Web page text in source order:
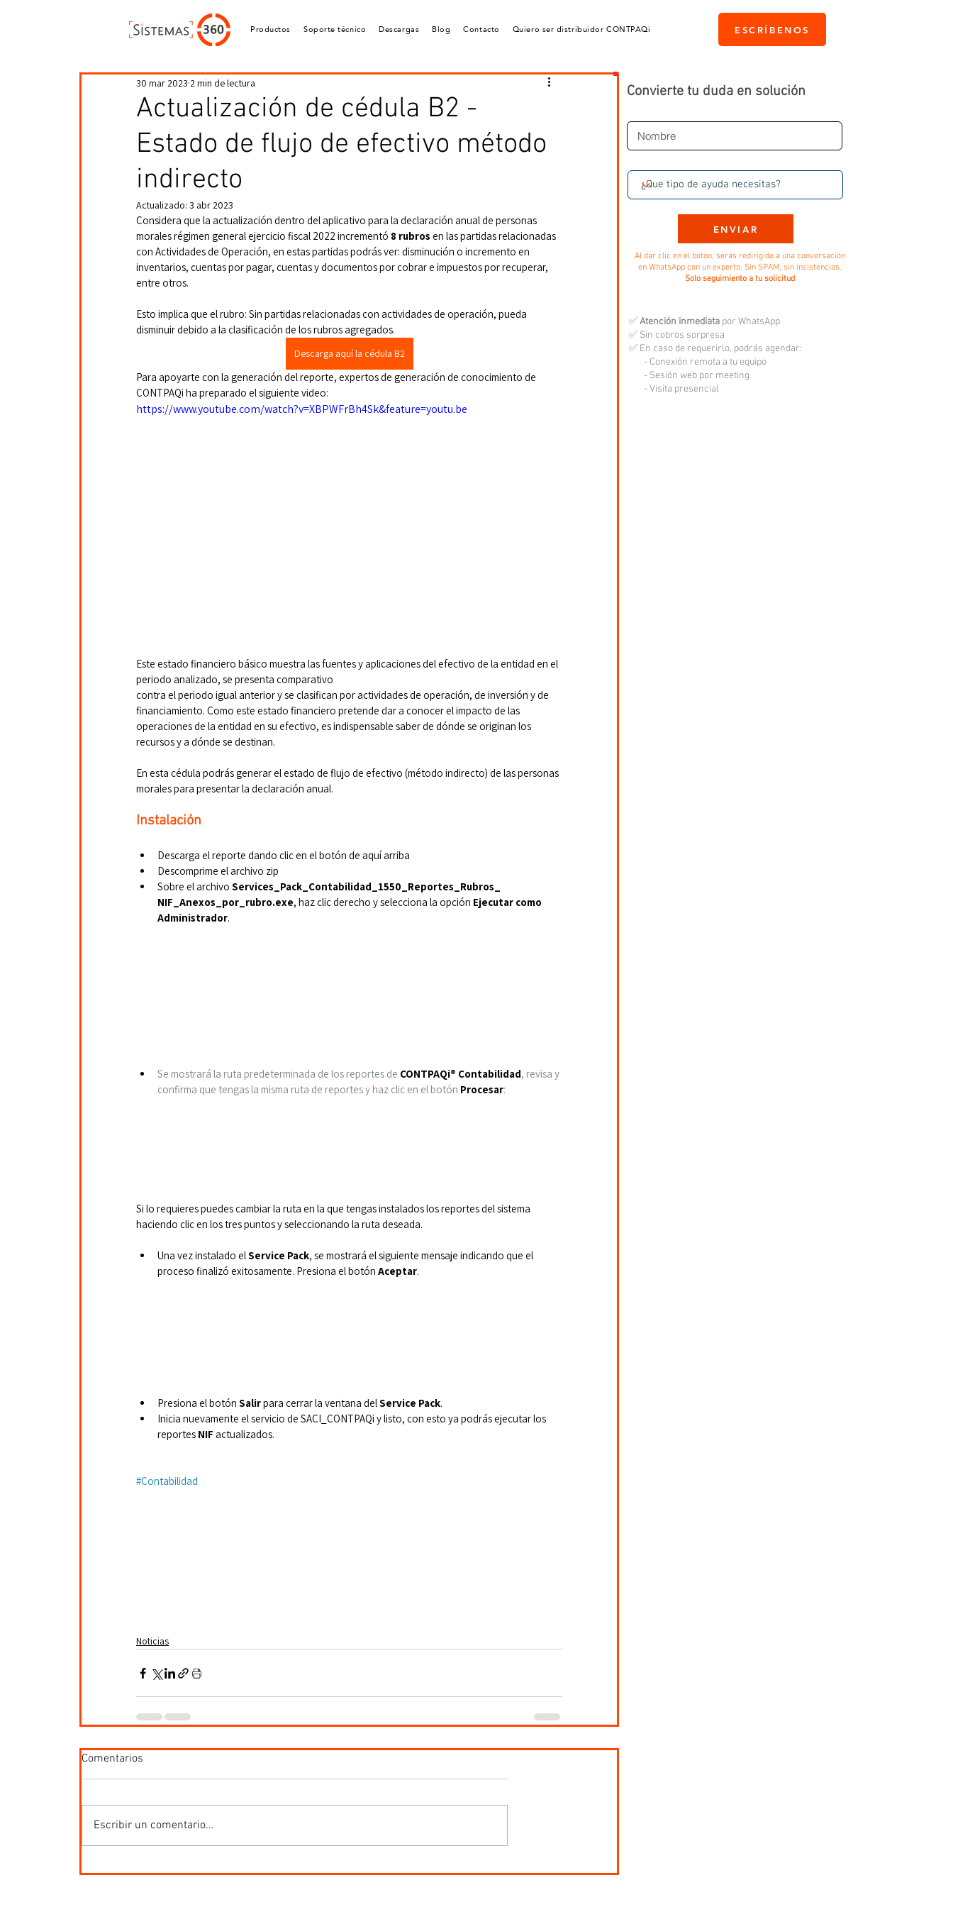
Productos Soporte técnico Descargas Blog Contacto Quiero ser distribuidor CONTPAQi ESCRÍBENOS
Actualización de cédula B2 -
Estado de flujo de efectivo método
indirecto
30 mar 2023 2 min de lectura
Actualizado: 3 abr 2023
Considera que la actualización dentro del aplicativo para la declaración anual de personas
morales régimen general ejercicio fiscal 2022 incrementó 8 rubros en las partidas relacionadas
con Actividades de Operación, en estas partidas podrás ver: disminución o incremento en
inventarios, cuentas por pagar, cuentas y documentos por cobrar e impuestos por recuperar,
entre otros.
Esto implica que el rubro: Sin partidas relacionadas con actividades de operación, pueda
disminuir debido a la clasificación de los rubros agregados.
Descarga aquí la cédula B2
Para apoyarte con la generación del reporte, expertos de generación de conocimiento de
CONTPAQi ha preparado el siguiente video:
https://www.youtube.com/watch?v=XBPWFrBh4Sk&feature=youtu.be
Este estado financiero básico muestra las fuentes y aplicaciones del efectivo de la entidad en el
periodo analizado, se presenta comparativo
contra el periodo igual anterior y se clasifican por actividades de operación, de inversión y de
financiamiento. Como este estado financiero pretende dar a conocer el impacto de las
operaciones de la entidad en su efectivo, es indispensable saber de dónde se originan los
recursos y a dónde se destinan.
En esta cédula podrás generar el estado de flujo de efectivo (método indirecto) de las personas
morales para presentar la declaración anual.
Instalación
Descarga el reporte dando clic en el botón de aquí arriba
Descomprime el archivo zip
Sobre el archivo Services_Pack_Contabilidad_1550_Reportes_Rubros_
NIF_Anexos_por_rubro.exe, haz clic derecho y selecciona la opción Ejecutar como
Administrador.
Se mostrará la ruta predeterminada de los reportes de CONTPAQi® Contabilidad, revisa y
confirma que tengas la misma ruta de reportes y haz clic en el botón Procesar:
Si lo requieres puedes cambiar la ruta en la que tengas instalados los reportes del sistema
haciendo clic en lostres puntos y seleccionando la ruta deseada.
Una vez instalado el Service Pack, se mostrará el siguiente mensaje indicando que el
proceso finalizó exitosamente. Presiona el botón Aceptar.
Presiona el botón Salir para cerrar la ventana del Service Pack.
Inicia nuevamente el servicio de SACI_CONTPAQi y listo, con esto ya podrás ejecutar los
reportes NIF actualizados.
#Contabilidad
Noticias
Comentarios
Escribir un comentario...
Convierte tu duda en solución
ENVIAR
Al dar clic en el botón, serás redirigido a una conversación
en WhatsApp con un experto. Sin SPAM, sin insistencias.
Solo seguimiento a tu solicitud
✅Atención inmediata por WhatsApp
✅ Sin cobros sorpresa
✅ En caso de requerirlo, podrás agendar:
- Conexión remota a tu equipo
- Sesión web por meeting
- Visita presencial